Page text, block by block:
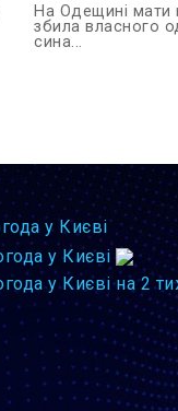
На Одещині мати
збила власного
сина...